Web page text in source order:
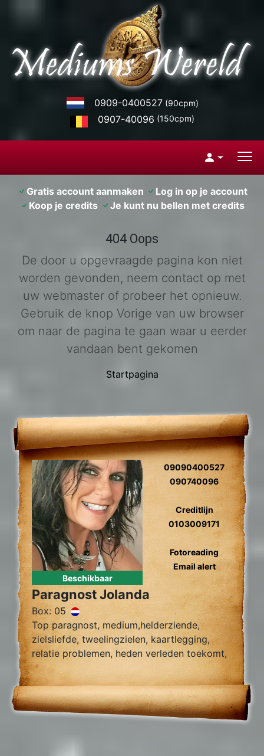
0909-0400527 (90cpm)
0907-40096 (150cpm)
Gratis account aanmaken
Log in op je account
Koop je credits
Je kunt nu bellen met credits
404 Oops
De door u opgevraagde pagina kon niet
worden gevonden, neem contact op met
uw webmaster of probeer het opnieuw.
Gebruik de knop Vorige van uw browser
om naar de pagina te gaan waar u eerder
vandaan bent gekomen
Startpagina
Beschikbaar
09090400527
090740096
Creditlijn
0103009171
Fotoreading
Email alert
Paragnost Jolanda
Box: 05
Top paragnost, medium,helderziende,
zielsliefde, tweelingzielen, kaartlegging,
relatie problemen, heden verleden toekomt,
foto reading.